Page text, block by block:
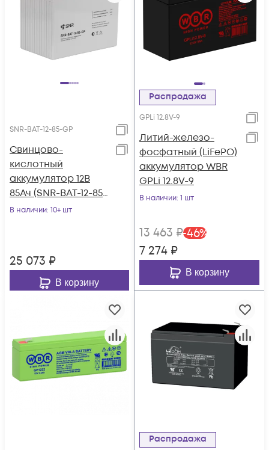
SNR-BAT-12-85-GP
Свинцово-
кислотный
аккумулятор 12В
85Ач (SNR-BAT-12-85-
GP)
В наличии: 10+ шт
25 073 ₽
В корзину
Распродажа
GPLi 12.8V-9
Литий-железо-
фосфатный (LiFePO)
аккумулятор WBR
GPLi 12.8V-9
В наличии: 1 шт
13 463 ₽-46%
7 274 ₽
В корзину
Распродажа